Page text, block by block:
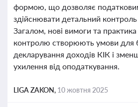
формою, що дозволяє
здійснювати детальний контроль
Загалом, нові вимоги та
контролю створюють умови для
декларування доходів КІК і
ухилення від оподаткування.
LIGA ZAKON, 10 жовтня 2025